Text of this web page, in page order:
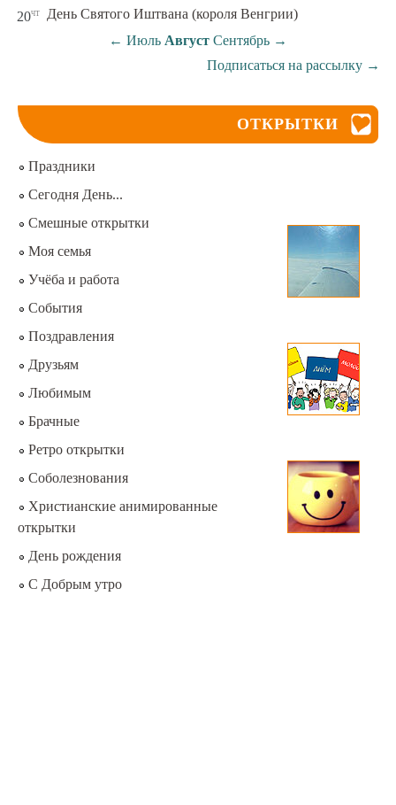
20чт
День Святого Иштвана (короля Венгрии)
← Июль Август Сентябрь →
Подписаться на рассылку →
ОТКРЫТКИ
Праздники
Сегодня День...
Смешные открытки
Моя семья
Учёба и работа
События
Поздравления
Друзьям
Любимым
Брачные
Ретро открытки
Соболезнования
Христианские анимированные
открытки
День рождения
С Добрым утро